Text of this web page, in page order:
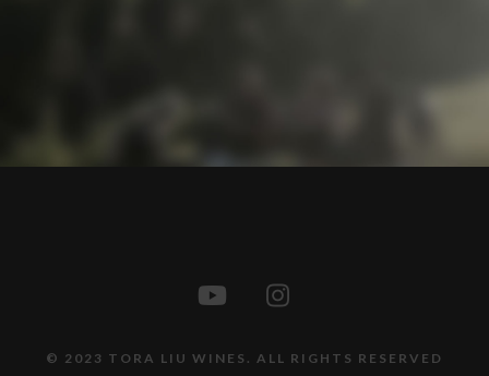
© 2023 TORA LIU WINES. ALL RIGHTS RESERVED